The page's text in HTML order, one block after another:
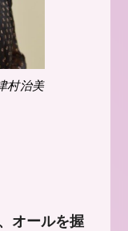
村治美
オールを握